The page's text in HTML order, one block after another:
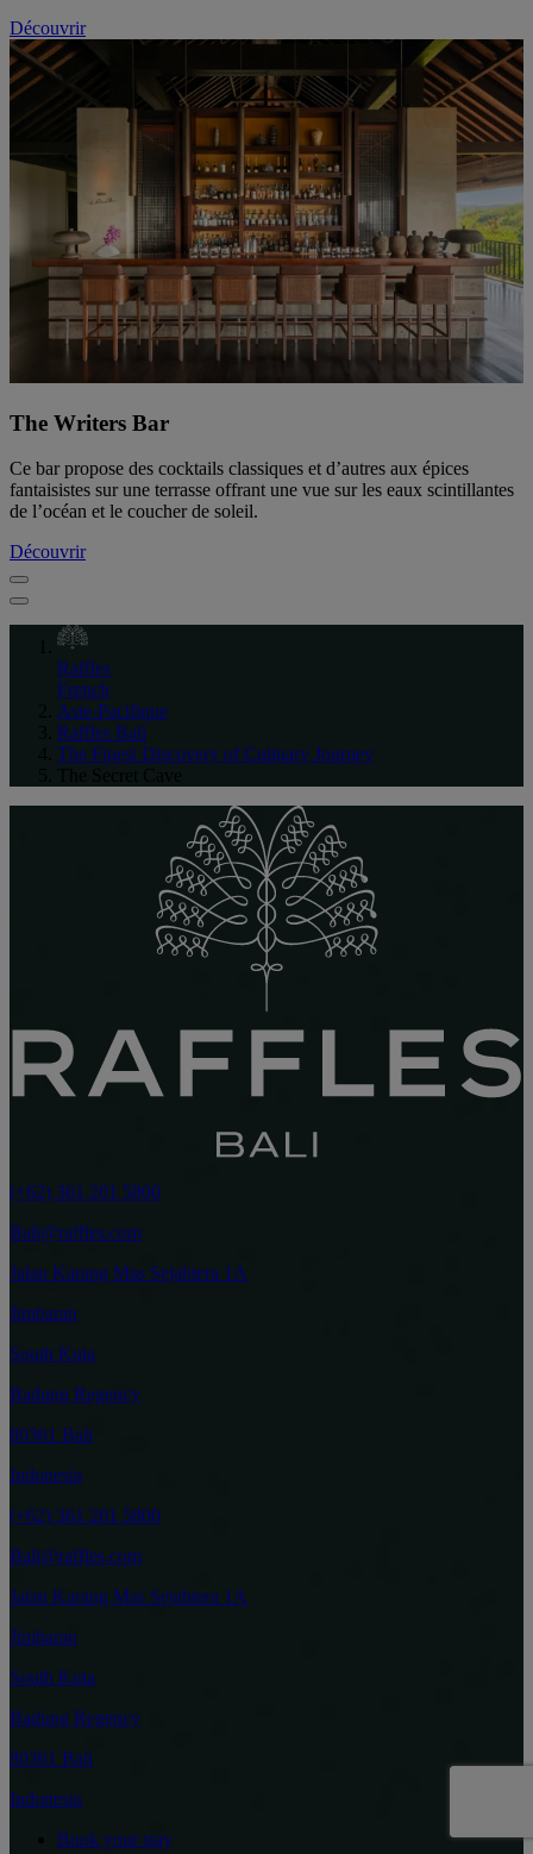
Découvrir
The Writers Bar
Ce bar propose des cocktails classiques et d’autres aux épices
fantaisistes sur une terrasse offrant une vue sur les eaux scintillantes
de l’océan et le coucher de soleil.
Découvrir
Raffles
French
Asie-Pacifique
Raffles Bali
The Finest Discovery of Culinary Journey
(+62) 361 201 5800
Bali@raffles.com
Jalan Karang Mas Sejahtera 1A
Jimbaran
South Kuta
Badung Regency
80361 Bali
Indonesia
(+62) 361 201 5800
Bali@raffles.com
Jalan Karang Mas Sejahtera 1A
Jimbaran
South Kuta
Badung Regency
80361 Bali
Indonesia
Book your stay